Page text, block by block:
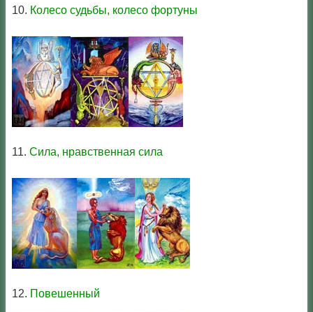
10. Колесо судьбы, колесо фортуны
11. Сила, нравственная сила
12. Повешенный